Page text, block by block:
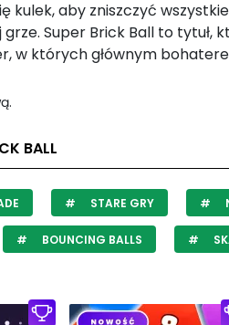
kulek, aby zniszczyć
Super Brick Ball to tytuł,
w których głównym
BALL
STARE GRY
BOUNCING BALLS